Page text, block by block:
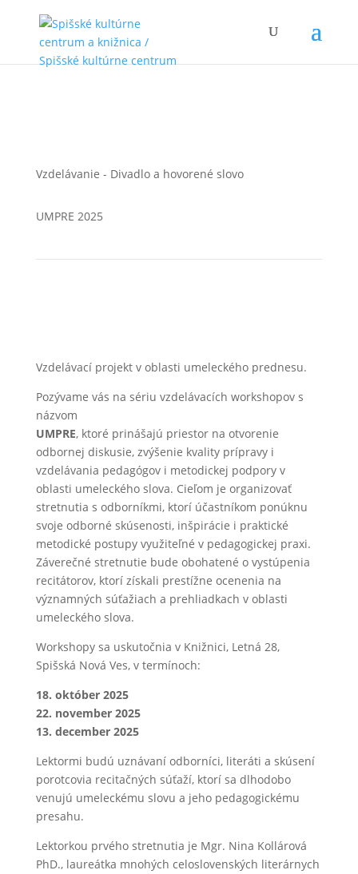
Vzdelávanie - Divadlo a hovorené slovo
UMPRE 2025
Vzdelávací projekt v oblasti umeleckého prednesu.
Pozývame vás na sériu vzdelávacích workshopov s
názvom
UMPRE, ktoré prinášajú priestor na otvorenie
odbornej diskusie, zvýšenie kvality prípravy i
vzdelávania pedagógov i metodickej podpory v
oblasti umeleckého slova. Cieľom je organizovať
stretnutia s odborníkmi, ktorí účastníkom ponúknu
svoje odborné skúsenosti, inšpirácie i praktické
metodické postupy využiteľné v pedagogickej praxi.
Záverečné stretnutie bude obohatené o vystúpenia
recitátorov, ktorí získali prestížne ocenenia na
významných súťažiach a prehliadkach v oblasti
umeleckého slova.
Workshopy sa uskutočnia v Knižnici, Letná 28,
Spišská Nová Ves, v termínoch:
18. október 2025
22. november 2025
13. december 2025
Lektormi budú uznávaní odborníci, literáti a skúsení
porotcovia recitačných súťaží, ktorí sa dlhodobo
venujú umeleckému slovu a jeho pedagogickému
presahu.
Lektorkou prvého stretnutia je Mgr. Nina Kollárová
PhD., laureátka mnohých celoslovenských literárnych